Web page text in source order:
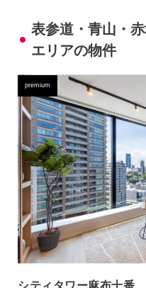
表参道・青山・
エリアの物件
premium
シティタワー麻布十番